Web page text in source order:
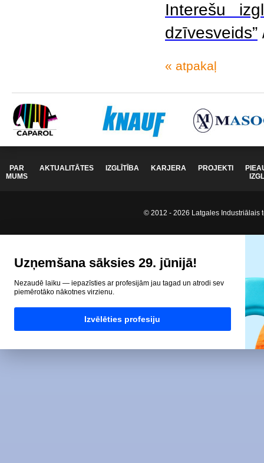
Interešu
dzīvesveids”
« atpakaļ
PAR
MUMS
AKTUALITĀTES IZGLĪTĪBA KARJERA PROJEKTI
© 2012 - 2026 Latgales Industriālais
Uzņemšana sāksies 29. jūnijā!
Nezaudē laiku — iepazīsties ar profesijām jau tagad un atrodi sev
piemērotāko nākotnes virzienu.
Izvēlēties profesiju